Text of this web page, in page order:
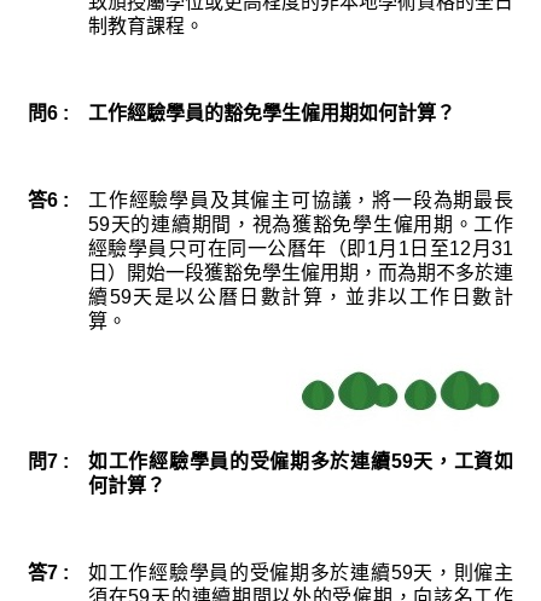
制教育課程。
問6 : 工作經驗學員的豁免學生僱用期如何計算？
答6 :
工作經驗學員及其僱主可協議，將一段為期最長
59天的連續期間，視為獲豁免學生僱用期。工作
經驗學員只可在同一公曆年（即1月1日 至12月31
日 ）開始一段獲豁免學生僱用期，而為期不多於連
續59天 是以公曆日數計算，並非以工作日數計
算。
問7 : 如工作經驗學員的受僱期多於連續59天 ，工資如
何計算？
答7 : 如工作經驗學員的受僱期多於連續59天 ，則僱主